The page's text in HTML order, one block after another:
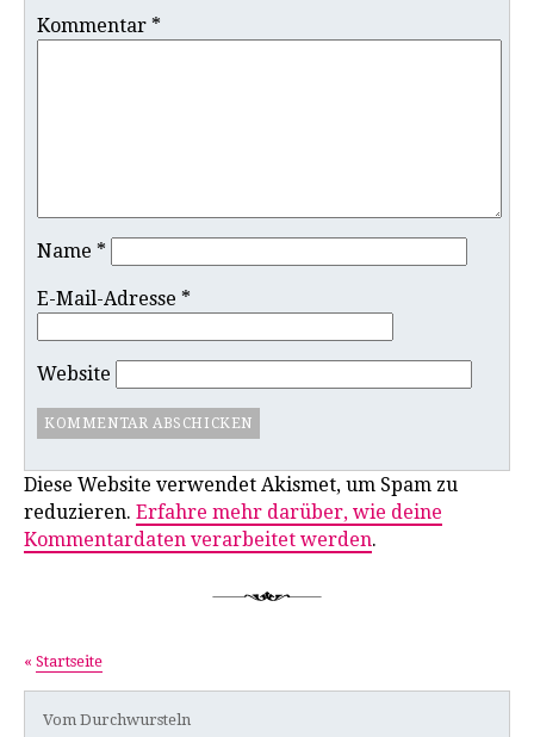
Kommentar *
Name *
E-Mail-Adresse *
Website
Diese Website verwendet Akismet, um Spam zu
reduzieren. Erfahre mehr darüber, wie deine
Kommentardaten verarbeitet werden.
« Startseite
Vom Durchwursteln